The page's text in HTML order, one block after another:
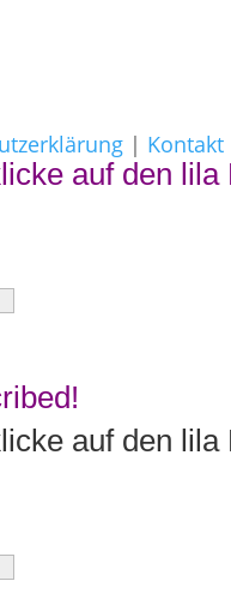
| Kontakt
auf den lila
auf den lila